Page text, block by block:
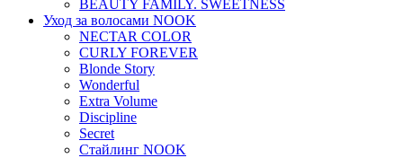
BEAUTY FAMILY. SWEETNESS
Уход за волосами NOOK
NECTAR COLOR
CURLY FOREVER
Blonde Story
Wonderful
Extra Volume
Discipline
Secret
Стайлинг NOOK